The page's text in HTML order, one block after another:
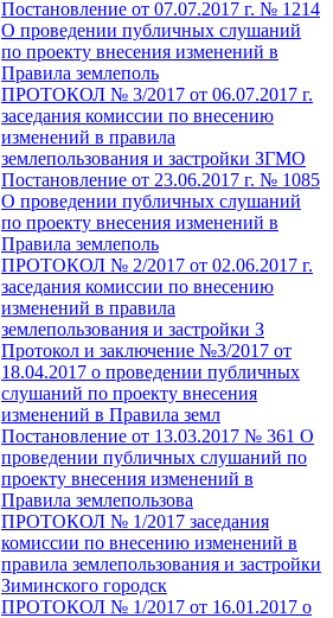
Постановление от 07.07.2017 г. № 1214
О проведении публичных слушаний
по проекту внесения изменений в
Правила землеполь
ПРОТОКОЛ № 3/2017 от 06.07.2017 г.
заседания комиссии по внесению
изменений в правила
землепользования и застройки ЗГМО
Постановление от 23.06.2017 г. № 1085
О проведении публичных слушаний
по проекту внесения изменений в
Правила землеполь
ПРОТОКОЛ № 2/2017 от 02.06.2017 г.
заседания комиссии по внесению
изменений в правила
землепользования и застройки З
Протокол и заключение №3/2017 от
18.04.2017 о проведении публичных
слушаний по проекту внесения
изменений в Правила земл
Постановление от 13.03.2017 № 361 О
проведении публичных слушаний по
проекту внесения изменений в
Правила землепользова
ПРОТОКОЛ № 1/2017 заседания
комиссии по внесению изменений в
правила землепользования и застройки
Зиминского городск
ПРОТОКОЛ № 1/2017 от 16.01.2017 о